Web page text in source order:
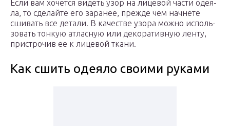
Если вам хочет­ся видеть узор на лице­вой части оде­я­
ла, то сде­лай­те его зара­нее, преж­де чем нач­не­те
сши­вать все дета­ли. В каче­стве узо­ра мож­но исполь­
зо­вать тон­кую атлас­ную или деко­ра­тив­ную лен­ту,
при­стро­чив ее к лице­вой тка­ни.
Как сшить одеяло своими руками